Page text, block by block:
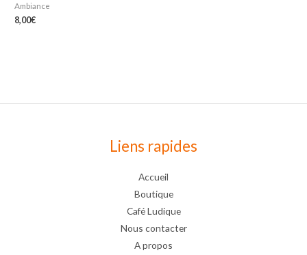
Ambiance
8,00€
Liens rapides
Accueil
Boutique
Café Ludique
Nous contacter
A propos